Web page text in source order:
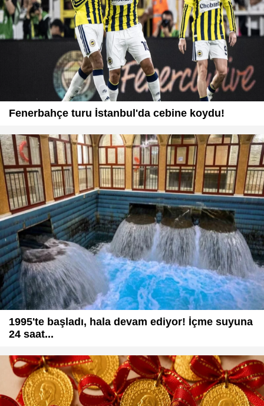
Fenerbahçe turu İstanbul'da cebine koydu!
1995'te başladı, hala devam ediyor! İçme suyuna
24 saat...